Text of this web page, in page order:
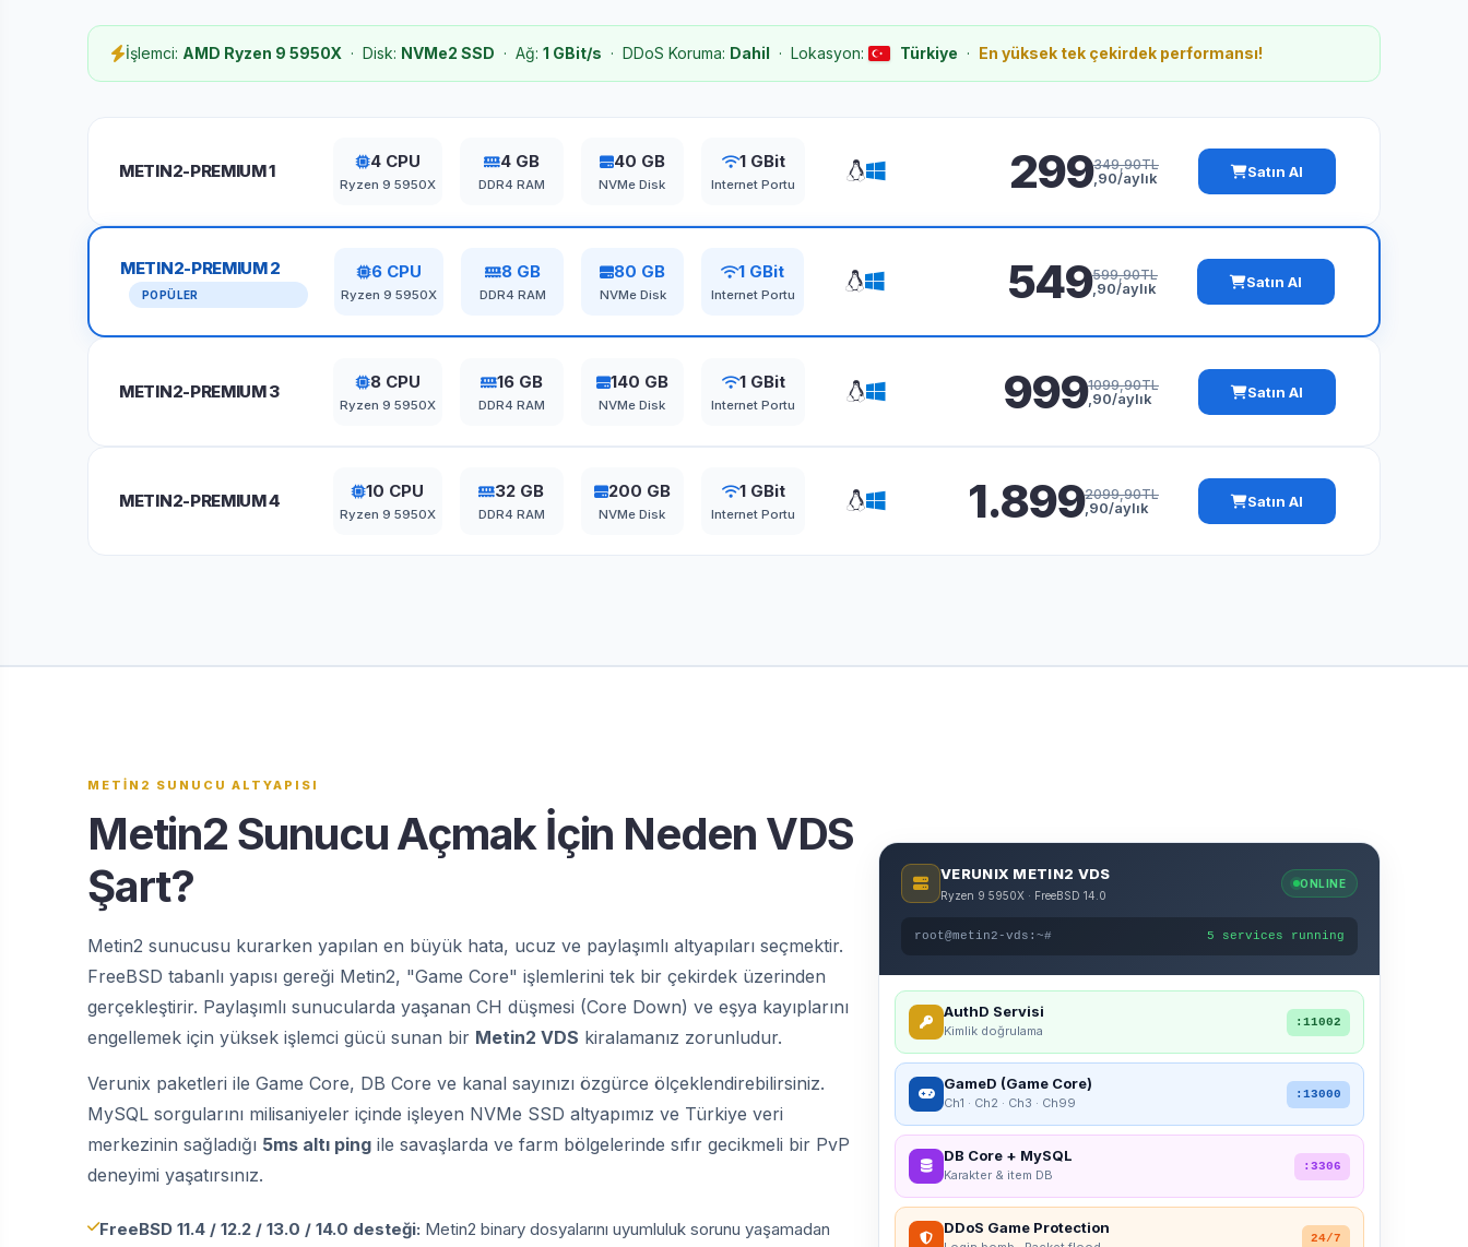
İşlemci: AMD Ryzen 9 5950X · Disk: NVMe2 SSD · Ağ: 1 GBit/s · DDoS Koruma: Dahil · Lokasyon: Türkiye · En yüksek tek çekirdek performansı!
METIN2-PREMIUM 1 4 CPU
Ryzen 9 5950X
4 GB
DDR4 RAM
40 GB
NVMe Disk
1 GBit
Internet Portu 299349,90TL
,90/aylık Satın Al
METIN2-PREMIUM 2
POPÜLER
6 CPU
Ryzen 9 5950X
8 GB
DDR4 RAM
80 GB
NVMe Disk
1 GBit
Internet Portu 549599,90TL
,90/aylık Satın Al
METIN2-PREMIUM 3 8 CPU
Ryzen 9 5950X
16 GB
DDR4 RAM
140 GB
NVMe Disk
1 GBit
Internet Portu 9991099,90TL
,90/aylık Satın Al
METIN2-PREMIUM 4 10 CPU
Ryzen 9 5950X
32 GB
DDR4 RAM
200 GB
NVMe Disk
1 GBit
Internet Portu 1.8992099,90TL
,90/aylık Satın Al
METİN2 SUNUCU ALTYAPISI
Metin2 Sunucu Açmak İçin Neden VDS
Şart?
Metin2 sunucusu kurarken yapılan en büyük hata, ucuz ve paylaşımlı altyapıları seçmektir.
FreeBSD tabanlı yapısı gereği Metin2, "Game Core" işlemlerini tek bir çekirdek üzerinden
gerçekleştirir. Paylaşımlı sunucularda yaşanan CH düşmesi (Core Down) ve eşya kayıplarını
engellemek için yüksek işlemci gücü sunan bir Metin2 VDS kiralamanız zorunludur.
Verunix paketleri ile Game Core, DB Core ve kanal sayınızı özgürce ölçeklendirebilirsiniz.
MySQL sorgularını milisaniyeler içinde işleyen NVMe SSD altyapımız ve Türkiye veri
merkezinin sağladığı 5ms altı ping ile savaşlarda ve farm bölgelerinde sıfır gecikmeli bir PvP
deneyimi yaşatırsınız.
FreeBSD 11.4 / 12.2 / 13.0 / 14.0 desteği: Metin2 binary dosyalarını uyumluluk sorunu yaşamadan
VERUNIX METIN2 VDS
Ryzen 9 5950X · FreeBSD 14.0
ONLINE
root@metin2-vds:~# 5 services running
AuthD Servisi
Kimlik doğrulama
:11002
GameD (Game Core)
Ch1 · Ch2 · Ch3 · Ch99
:13000
DB Core + MySQL
Karakter & item DB
:3306
DDoS Game Protection
24/7